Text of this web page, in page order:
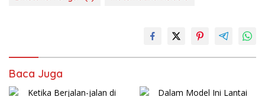
Baca Juga